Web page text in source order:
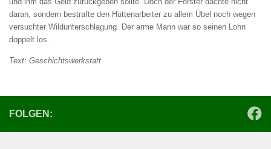
daran, sondern bestrafte den Hüttenarbeiter zu allem Übel noch wegen
versuchter Wildunterschlagung. Der arme Mann war so seinen Lohn
doppelt los.
Text: Geschichtswerkstatt
FOLGEN: